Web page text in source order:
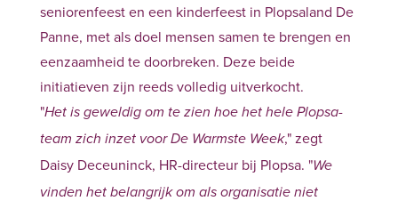
seniorenfeest en een kinderfeest in Plopsaland De
Panne, met als doel mensen samen te brengen en
eenzaamheid te doorbreken. Deze beide
initiatieven zijn reeds volledig uitverkocht.
"Het is geweldig om te zien hoe het hele Plopsa-
team zich inzet voor De Warmste Week," zegt
Daisy Deceuninck, HR-directeur bij Plopsa. "We
vinden het belangrijk om als organisatie niet